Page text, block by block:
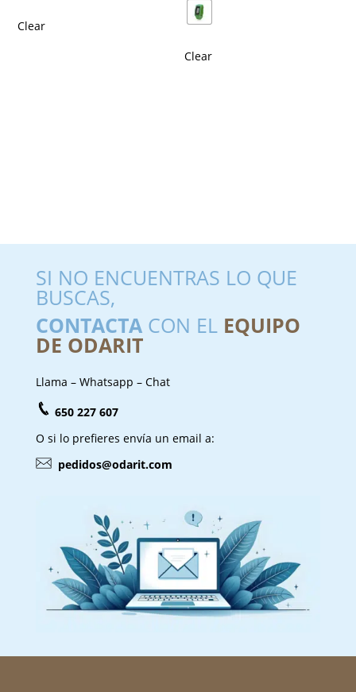
Clear
Clear
SI NO ENCUENTRAS LO QUE
BUSCAS,
CONTACTACON EL EQUIPO
DE ODARIT
Llama – Whatsapp – Chat
650 227 607
O si lo prefieres envía un email a:
pedidos@odarit.com